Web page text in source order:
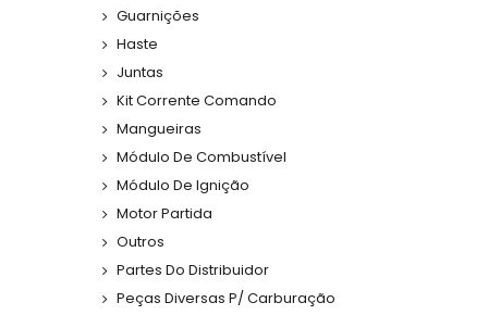
Guarnições
Haste
Juntas
Kit Corrente Comando
Mangueiras
Módulo De Combustível
Módulo De Ignição
Motor Partida
Outros
Partes Do Distribuidor
Peças Diversas P/ Carburação